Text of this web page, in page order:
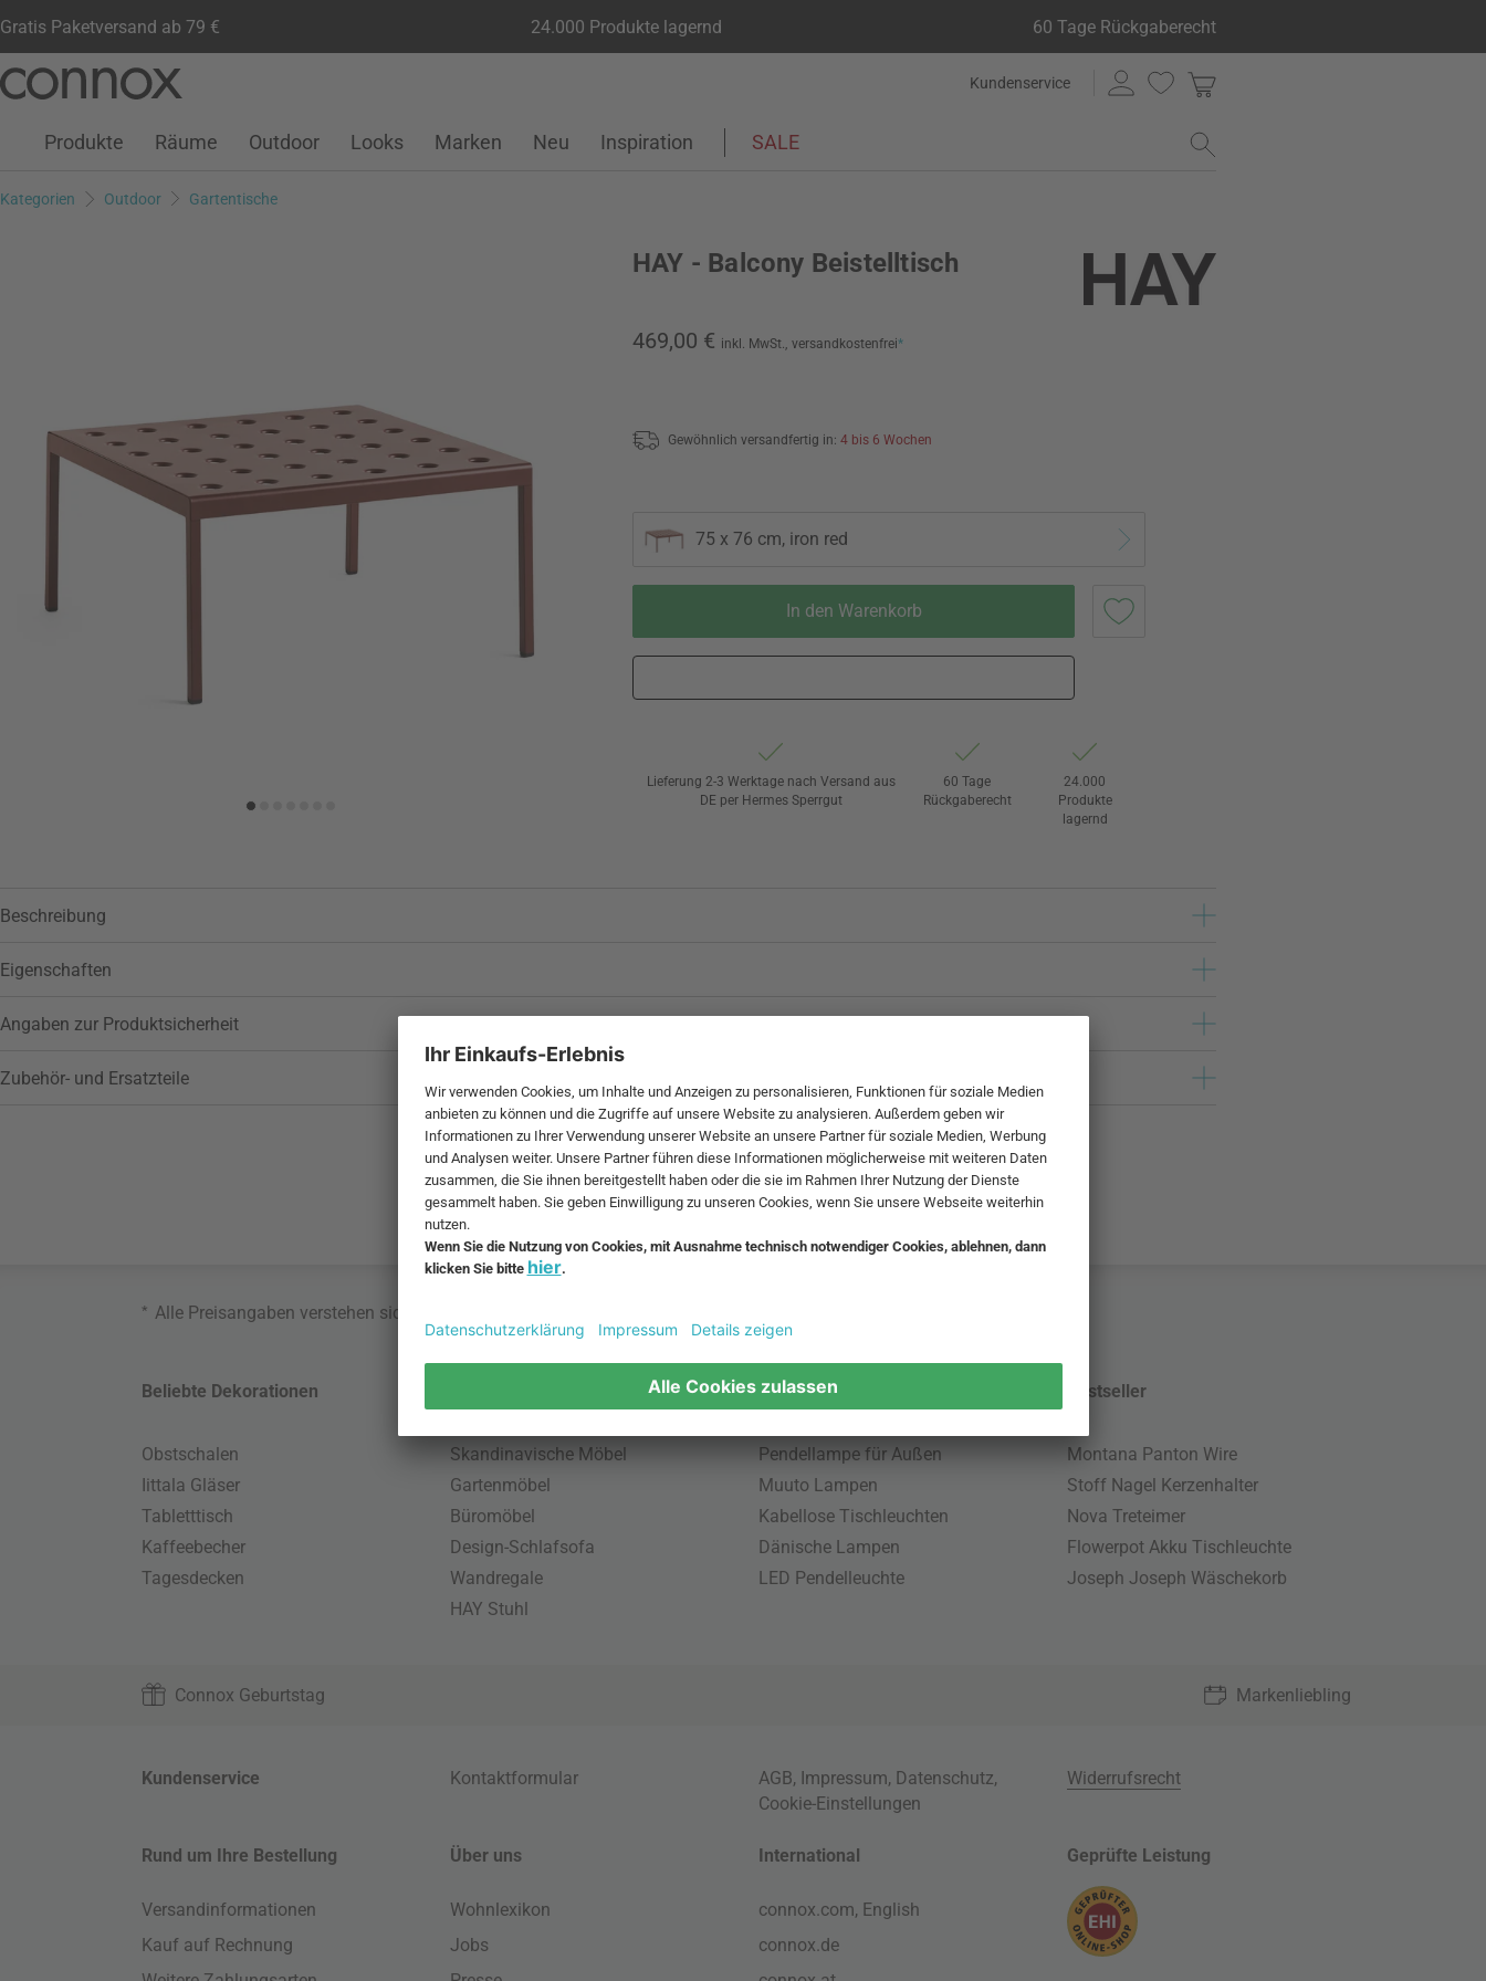
Gratis Paketversand ab 79 € 24.000 Produkte lagernd 60 Tage Rückgaberecht
Seiteninhalt
Suchfeld
Kundenservice
Kundenkonto
Wunschliste
Warenkorb
Produkte Räume Outdoor Looks Marken Neu Inspiration SALE
Kategorien Outdoor Gartentische
HAY - Balcony Beistelltisch
469,00 € inkl. MwSt., versandkostenfrei*
Gewöhnlich versandfertig in: 4 bis 6 Wochen
75 x 76 cm, iron red
In den Warenkorb
Wunschliste hinzufügen
Lieferung 2-3 Werktage nach Versand aus
DE per Hermes Sperrgut
60 Tage
Rückgaberecht
24.000
Produkte
lagernd
Beschreibung
Eigenschaften
Angaben zur Produktsicherheit
Zubehör- und Ersatzteile
* Alle Preisangaben verstehen sich inklusive MwSt. und zzgl.
Beliebte Dekorationen
Obstschalen
Iittala Gläser
Tabletttisch
Kaffeebecher
Tagesdecken
Skandinavische Möbel
Gartenmöbel
Büromöbel
Design-Schlafsofa
Wandregale
HAY Stuhl
Beliebte Leuchten
Pendellampe für Außen
Muuto Lampen
Kabellose Tischleuchten
Dänische Lampen
LED Pendelleuchte
Bestseller
Montana Panton Wire
Stoff Nagel Kerzenhalter
Nova Treteimer
Flowerpot Akku Tischleuchte
Joseph Joseph Wäschekorb
Connox Geburtstag Markenliebling
Kundenservice Kontaktformular AGB, Impressum, Datenschutz,
Cookie-Einstellungen
Widerrufsrecht
Rund um Ihre Bestellung
Versandinformationen
Kauf auf Rechnung
Über uns
Wohnlexikon
Jobs
International
connox.com, English
connox.de
Geprüfte Leistung